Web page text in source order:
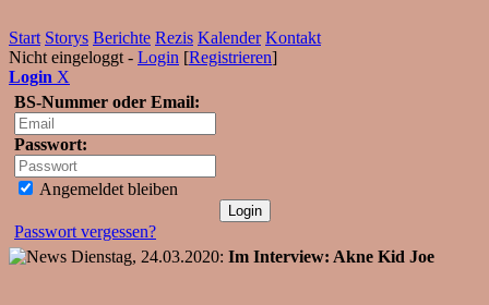
Start Storys Berichte Rezis Kalender Kontakt
Nicht eingeloggt - Login [Registrieren]
Login X
BS-Nummer oder Email:
Passwort:
Angemeldet bleiben
Passwort vergessen?
Dienstag, 24.03.2020: Im Interview: Akne Kid Joe